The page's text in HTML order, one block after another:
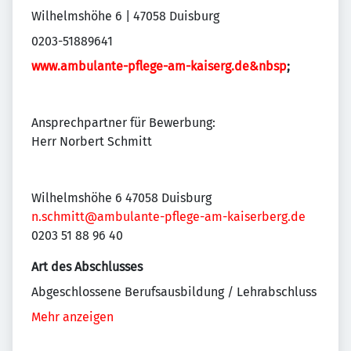
Wilhelmshöhe 6 | 47058 Duisburg
0203-51889641
www.ambulante-pflege-am-kaiserg.de&nbsp;
Ansprechpartner für Bewerbung:
Herr Norbert Schmitt
Wilhelmshöhe 6 47058 Duisburg
n.schmitt@ambulante-pflege-am-kaiserberg.de
0203 51 88 96 40
Art des Abschlusses
Abgeschlossene Berufsausbildung / Lehrabschluss
Mehr anzeigen